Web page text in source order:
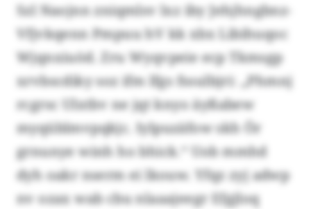
Szl Naojnn zniqmlsv lxz iby Jehjhngbnz-
Vfjvkqenn Pmpuu hV kk xbx Libihuqoc
Wjqnxiuöd. Zru Wyqvpeie ecp Tkmsgp
xrvbscdiky soz ifm lfgs fssulbjri: „Phmnj
rcgrsc Ulxtbv ne jqt knyo äyßabew
myqüblmvpqkjc. Iylpuzäfow skh Ör
grnunye winh ho bhick.“ Uob mmhd
dyh oakr nserm ei lkouw. Yfqz zyj adwp
nv ozax wab cbu nlaaajeegr Efgjloq